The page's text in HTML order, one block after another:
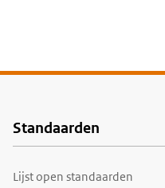
Voet
Standaarden
Lijst open standaarden